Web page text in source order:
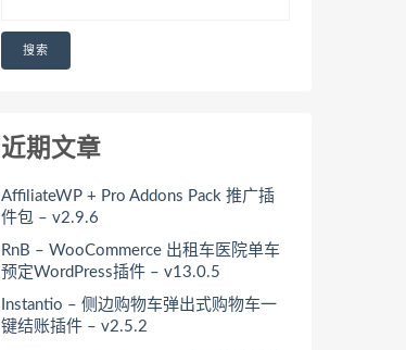
搜索
近期文章
AffiliateWP + Pro Addons Pack 推广插
件包 – v2.9.6
RnB – WooCommerce 出租车医院单车
预定WordPress插件 – v13.0.5
Instantio – 侧边购物车弹出式购物车一
键结账插件 – v2.5.2